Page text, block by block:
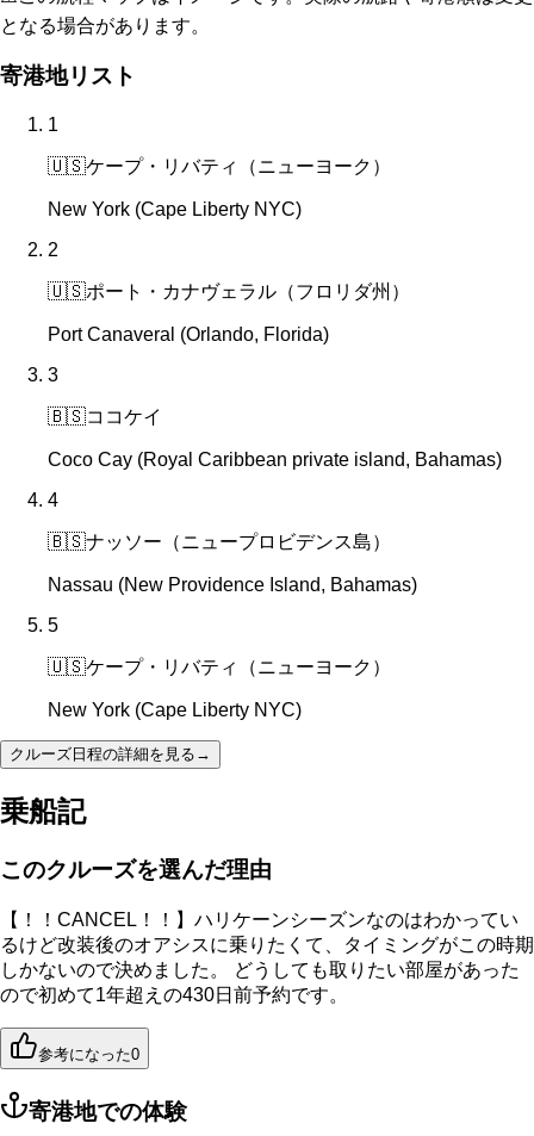
となる場合があります。
寄港地リスト
1
🇺🇸ケープ・リバティ（ニューヨーク）
New York (Cape Liberty NYC)
2
🇺🇸ポート・カナヴェラル（フロリダ州）
Port Canaveral (Orlando, Florida)
3
🇧🇸ココケイ
Coco Cay (Royal Caribbean private island, Bahamas)
4
🇧🇸ナッソー（ニュープロビデンス島）
Nassau (New Providence Island, Bahamas)
5
🇺🇸ケープ・リバティ（ニューヨーク）
New York (Cape Liberty NYC)
クルーズ日程の詳細を見る →
乗船記
このクルーズを選んだ理由
【！！CANCEL！！】ハリケーンシーズンなのはわかってい
るけど改装後のオアシスに乗りたくて、タイミングがこの時期
しかないので決めました。 どうしても取りたい部屋があった
ので初めて1年超えの430日前予約です。
参考になった0
寄港地での体験